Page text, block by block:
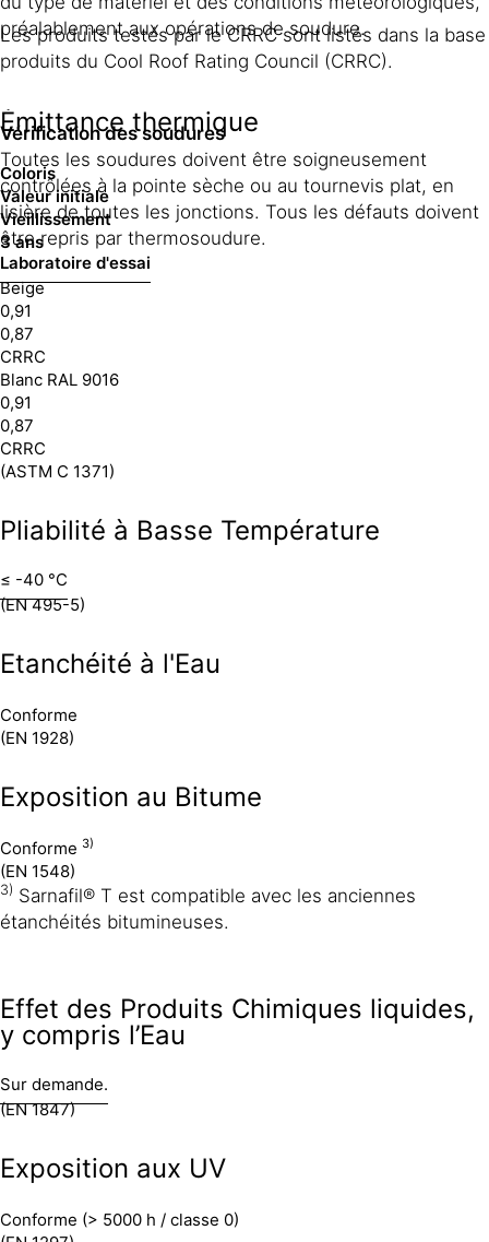
Les produits testés par le CRRC sont listés dans la base
produits du Cool Roof Rating Council (CRRC).
Émittance thermique
Coloris
Valeur initiale
Vieillissement
3 ans
Laboratoire d'essai
Beige
0,91
0,87
CRRC
Blanc RAL 9016
0,91
0,87
CRRC
(ASTM C 1371)
Pliabilité à Basse Température
≤ -40 °C
(EN 495-5)
Etanchéité à l'Eau
Conforme
(EN 1928)
Exposition au Bitume
Conforme 3)
(EN 1548)
3) Sarnafil® T est compatible avec les anciennes
étanchéités bitumineuses.
Effet des Produits Chimiques liquides,
y compris l’Eau
Sur demande.
(EN 1847)
Exposition aux UV
Conforme (> 5000 h / classe 0)
préalablement aux opérations de soudure.
Vérification des soudures
Toutes les soudures doivent être soigneusement
contrôlées à la pointe sèche ou au tournevis plat, en
lisière de toutes les jonctions. Tous les défauts doivent
être repris par thermosoudure.